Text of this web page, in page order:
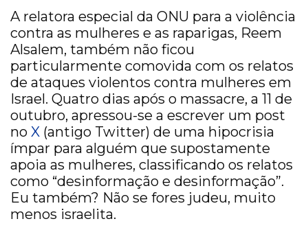
A relatora especial da ONU para a violência
contra as mulheres e as raparigas, Reem
Alsalem, também não ficou
particularmente comovida com os relatos
de ataques violentos contra mulheres em
Israel. Quatro dias após o massacre, a 11 de
outubro, apressou-se a escrever um post
no X (antigo Twitter) de uma hipocrisia
ímpar para alguém que supostamente
apoia as mulheres, classificando os relatos
como “desinformação e desinformação”.
Eu também? Não se fores judeu, muito
menos israelita.